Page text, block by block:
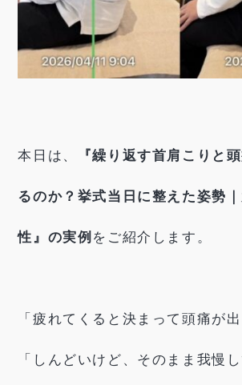
本日は、 『繰り返す首肩こりと
るのか？挙式当日に整えた姿勢
性』の実例 をご紹介します。
「疲れてくると決まって頭痛が出
「しんどいけど、そのまま我慢し